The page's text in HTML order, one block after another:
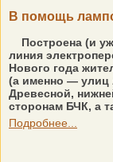
В помощь
Построена (и
линия
Нового года
(а именно — улиц
Древесной,
сторонам БЧК, а
Подробнее...